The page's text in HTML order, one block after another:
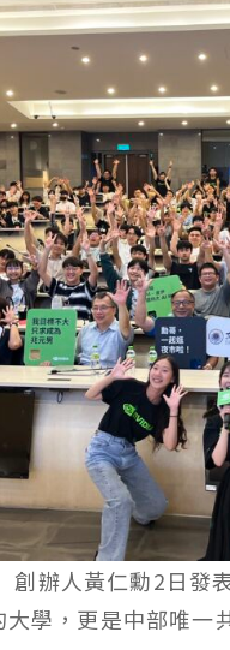
創辦人黃仁勳2日發
大學，更是中部唯